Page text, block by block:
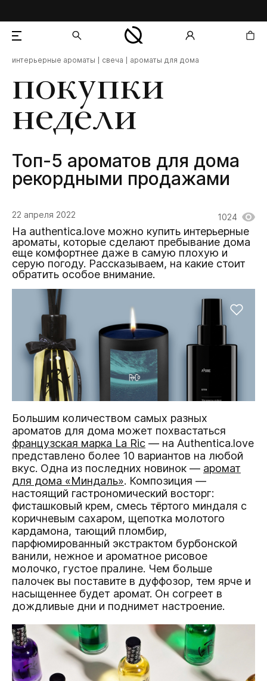
покупки
недели
Топ-5 ароматов для дома
рекордными продажами
интерьерные ароматы свеча ароматы для дома
22 апреля 2022 1024
На authentica.love можно купить интерьерные
ароматы, которые сделают пребывание дома
еще комфортнее даже в самую плохую и
серую погоду. Рассказываем, на какие стоит
обратить особое внимание.
Большим количеством самых разных
ароматов для дома может похвастаться
французская марка La Ric — на Authentica.love
представлено более 10 вариантов на любой
вкус. Одна из последних новинок — аромат
для дома «Миндаль». Композиция —
настоящий гастрономический восторг:
фисташковый крем, смесь тёртого миндаля с
коричневым сахаром, щепотка молотого
кардамона, тающий пломбир,
парфюмированный экстрактом бурбонской
ванили, нежное и ароматное рисовое
молочко, густое пралине. Чем больше
палочек вы поставите в дуффозор, тем ярче и
насыщеннее будет аромат. Он согреет в
дождливые дни и поднимет настроение.